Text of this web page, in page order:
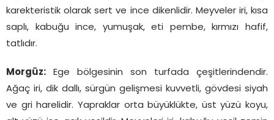
karekteristik olarak sert ve ince dikenlidir. Meyveler iri, kısa
saplı, kabuğu ince, yumuşak, eti pembe, kırmızı hafif,
tatlıdır.
Morgüz: Ege bölgesinin son turfada çeşitlerindendir.
Ağaç iri, dik dallı, sürgün gelişmesi kuvvetli, gövdesi siyah
ve gri harelidir. Yapraklar orta büyüklükte, üst yüzü koyu,